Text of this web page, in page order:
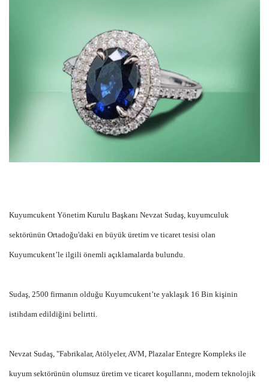
Kuyumcukent Yönetim Kurulu Başkanı Nevzat Sudaş, kuyumculuk
sektörünün Ortadoğu'daki en büyük üretim ve ticaret tesisi olan
Kuyumcukent’le ilgili önemli açıklamalarda bulundu.
Sudaş, 2500 firmanın olduğu Kuyumcukent’te yaklaşık 16 Bin kişinin
istihdam edildiğini belirtti.
Nevzat Sudaş, "Fabrikalar, Atölyeler, AVM, Plazalar Entegre Kompleks ile
kuyum sektörünün olumsuz üretim ve ticaret koşullarını, modern teknolojik